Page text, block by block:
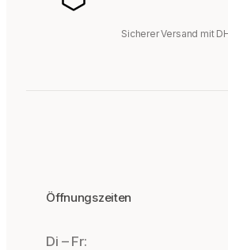
Sicherer Versand mit
Öffnungszeiten
Di – Fr: